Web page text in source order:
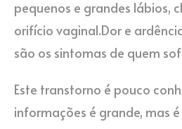
pequenos e grandes lábios,
orifício vaginal.Dor e
são os sintomas de quem
Este transtorno é pouco
informações é grande, mas